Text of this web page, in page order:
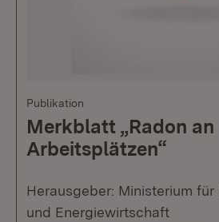
Publikation
Merkblatt „Radon an
Arbeitsplätzen“
Herausgeber: Ministerium
und Energiewirtschaft